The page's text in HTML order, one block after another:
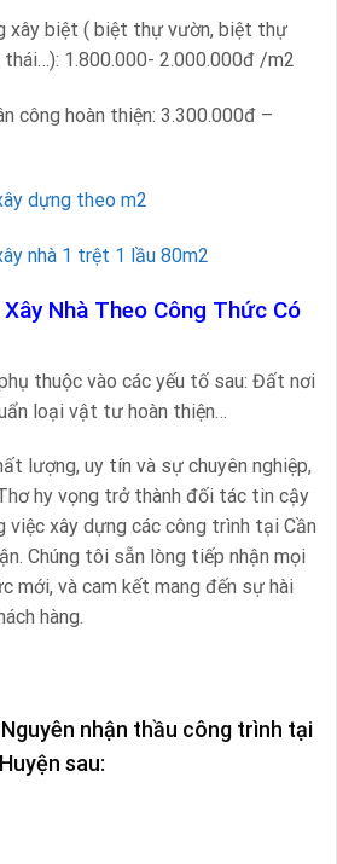
xây biệt ( biệt thự vườn, biệt thự
1.800.000- 2.000.000đ /m2
công hoàn thiện: 3.300.000đ –
dựng theo m2
nhà 1 trệt 1 lầu 80m2
Nhà Theo Công Thức Có
thuộc vào các yếu tố sau: Đất nơi
loại vật tư hoàn thiện…
lượng, uy tín và sự chuyên nghiệp,
hy vọng trở thành đối tác tin cậy
việc xây dựng các công trình tại Cần
Chúng tôi sẵn lòng tiếp nhận mọi
mới, và cam kết mang đến sự hài
hàng.
nhận thầu công trình tại
sau: